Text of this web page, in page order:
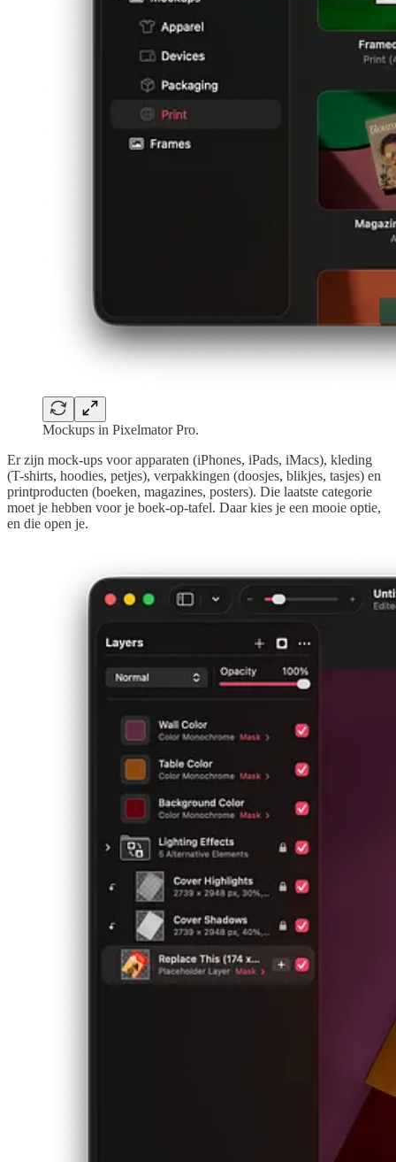
Mockups in Pixelmator Pro.
Er zijn mock-ups voor apparaten (iPhones, iPads, iMacs), kleding
(T-shirts, hoodies, petjes), verpakkingen (doosjes, blikjes, tasjes) en
printproducten (boeken, magazines, posters). Die laatste categorie
moet je hebben voor je boek-op-tafel. Daar kies je een mooie optie,
en die open je.